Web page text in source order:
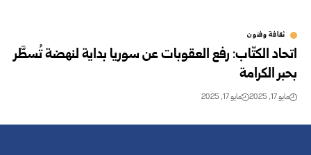
ثقافة وفنون
اتحاد الكتّاب: رفع العقوبات عن سوريا بداية لنهضة تُسطَّر
بحبر الكرامة
مايو 17, 2025 مايو 17, 2025